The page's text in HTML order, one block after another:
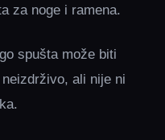
za noge i ramena.
spušta može biti
ali nije ni